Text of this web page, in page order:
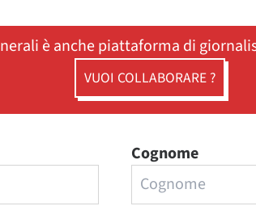
è anche piattaforma di
VUOI COLLABORARE ?
Cognome